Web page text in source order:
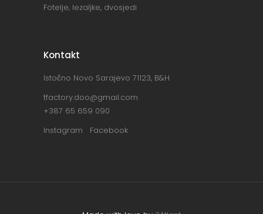
Fotelje, lezaljke, dvosjedi
Kontakt
Istočno Novo Sarajevo 71123, B&H
tfactory.doo@gmail.com
+387 65 659 090
Instagram Facebook